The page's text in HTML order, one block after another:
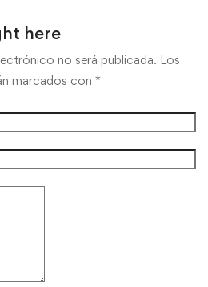
here
no será publicada. Los
marcados con *